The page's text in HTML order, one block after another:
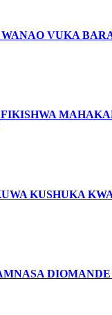
VUKA
KUSHUKA